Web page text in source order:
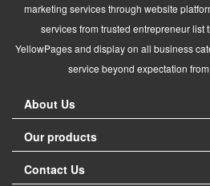
marketing services through website
services from trusted entrepreneur list
YellowPages and display on all business
service beyond expectation
About Us
Our products
Contact Us